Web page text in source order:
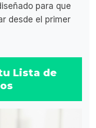
para que
desde el primer
Lista de